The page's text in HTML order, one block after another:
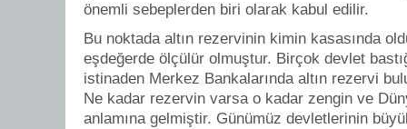
önemli sebeplerden biri olarak kabul edilir.
Bu noktada altın rezervinin kimin kasasında
eşdeğerde ölçülür olmuştur. Birçok devlet
istinaden Merkez Bankalarında altın rezervi
Ne kadar rezervin varsa o kadar zengin ve
anlamına gelmiştir. Günümüz devletlerinin